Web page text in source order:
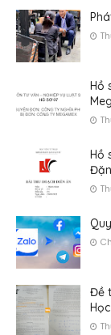
Hồ
Hồ
Đề